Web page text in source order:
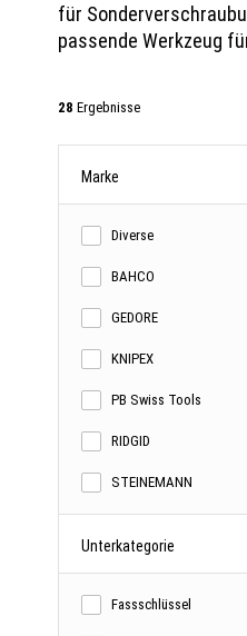
für
passende Werkzeug
28 Ergebnisse
Marke
Diverse
BAHCO
GEDORE
KNIPEX
PB Swiss Tools
RIDGID
STEINEMANN
Unterkategorie
Fassschlüssel